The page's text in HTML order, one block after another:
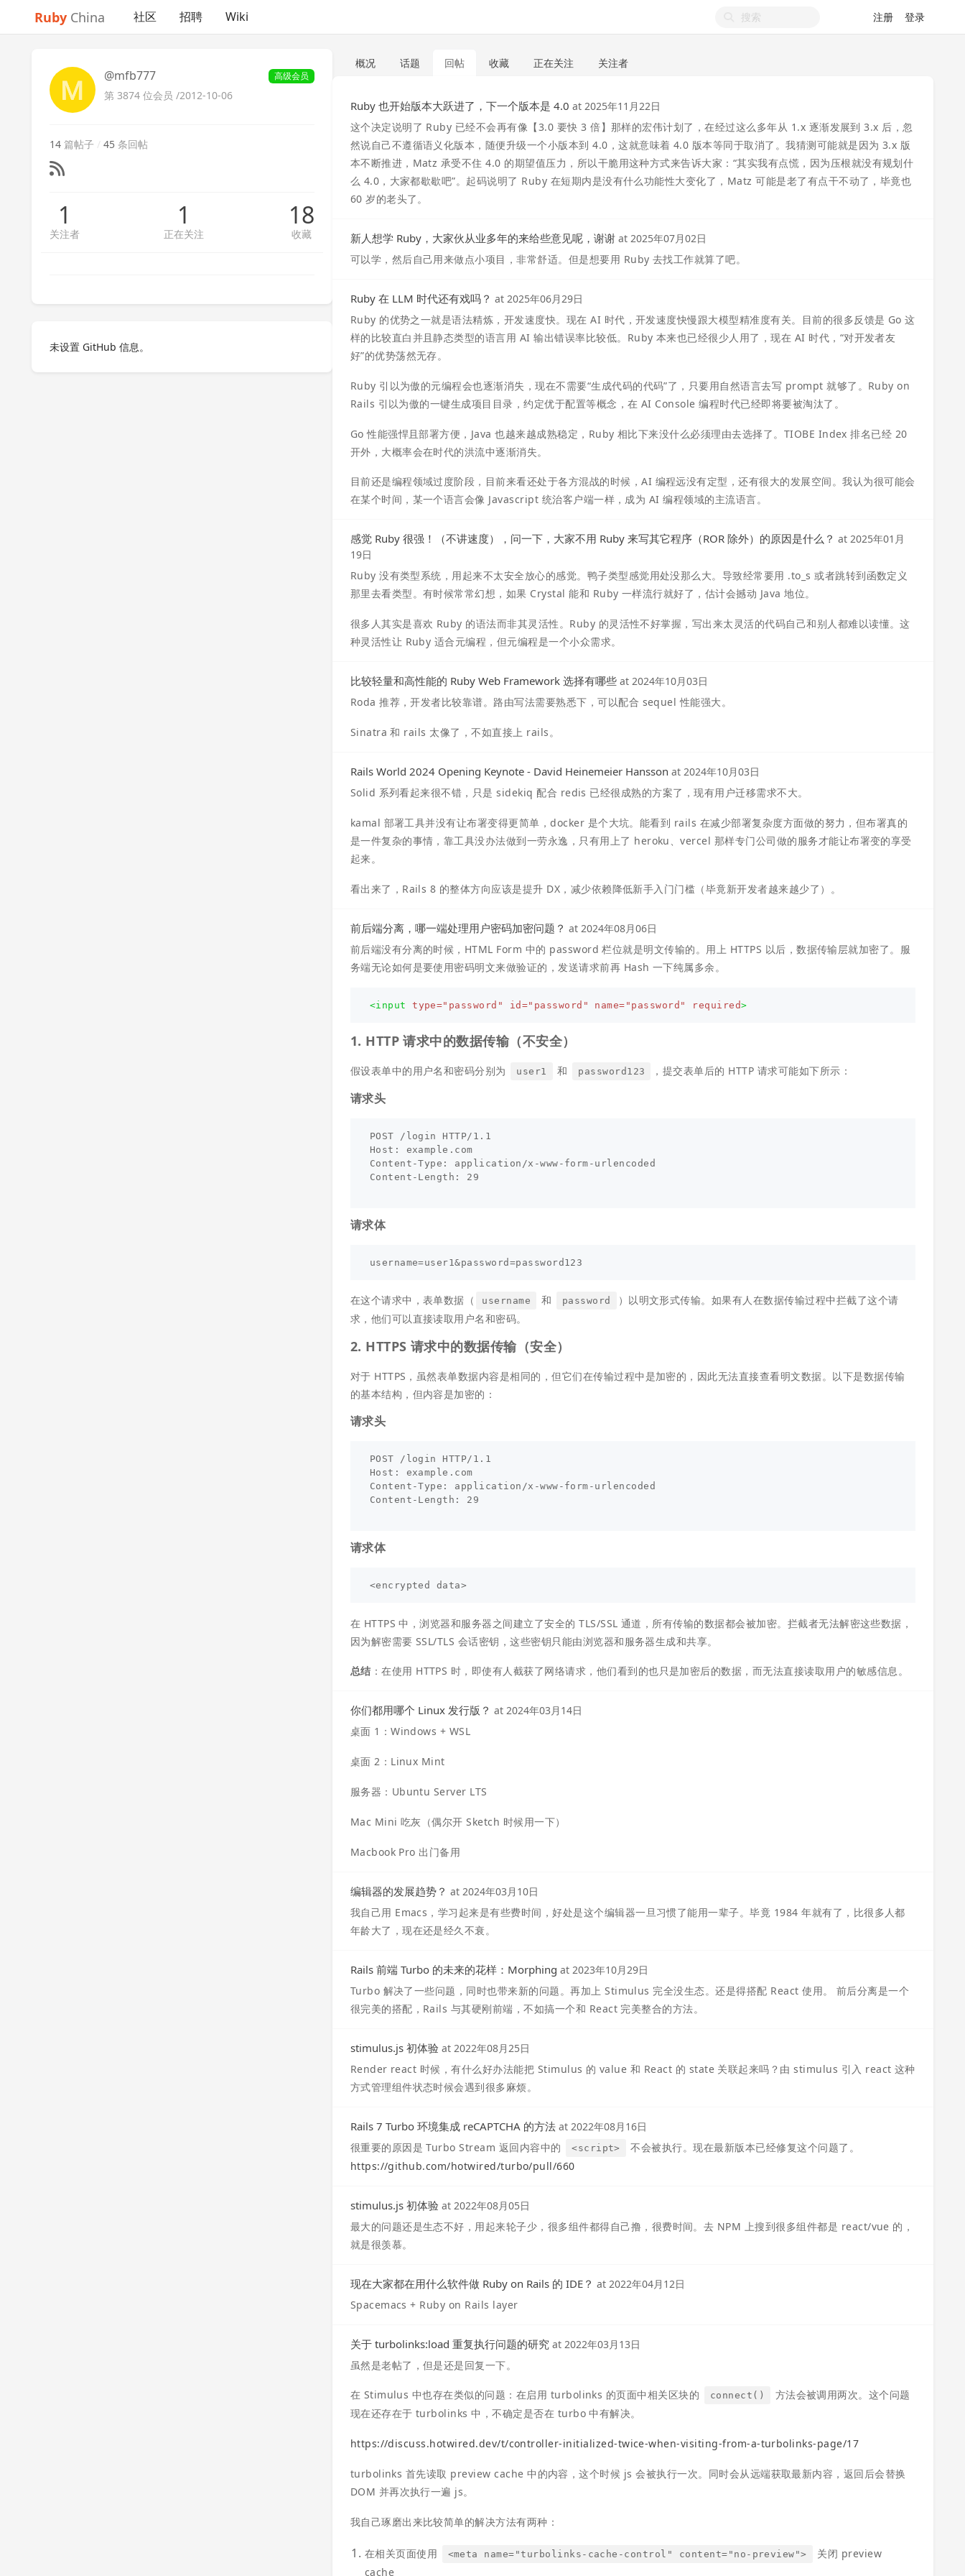
Ruby China 社区 招聘 Wiki 注册 登录
@mfb777 高级会员
第 3874 位会员 /2012-10-06
14 篇帖子 / 45 条回帖
1
关注者
1
正在关注
18
收藏
未设置 GitHub 信息。
概况 话题 回帖 收藏 正在关注 关注者
Ruby 也开始版本大跃进了，下一个版本是 4.0 at 2025年11月22日
这个决定说明了 Ruby 已经不会再有像【3.0 要快 3 倍】那样的宏伟计划了，在经过这么多年从 1.x 逐渐发展到 3.x 后，忽
然说自己不遵循语义化版本，随便升级一个小版本到 4.0，这就意味着 4.0 版本等同于取消了。我猜测可能就是因为 3.x 版
本不断推进，Matz 承受不住 4.0 的期望值压力，所以干脆用这种方式来告诉大家：“其实我有点慌，因为压根就没有规划什
么 4.0，大家都歇歇吧”。起码说明了 Ruby 在短期内是没有什么功能性大变化了，Matz 可能是老了有点干不动了，毕竟也
60 岁的老头了。
新人想学 Ruby，大家伙从业多年的来给些意见呢，谢谢 at 2025年07月02日
可以学，然后自己用来做点小项目，非常舒适。但是想要用 Ruby 去找工作就算了吧。
Ruby 在 LLM 时代还有戏吗？ at 2025年06月29日
Ruby 的优势之一就是语法精炼，开发速度快。现在 AI 时代，开发速度快慢跟大模型精准度有关。目前的很多反馈是 Go 这
样的比较直白并且静态类型的语言用 AI 输出错误率比较低。Ruby 本来也已经很少人用了，现在 AI 时代，“对开发者友
好”的优势荡然无存。
Ruby 引以为傲的元编程会也逐渐消失，现在不需要“生成代码的代码”了，只要用自然语言去写 prompt 就够了。Ruby on
Rails 引以为傲的一键生成项目目录，约定优于配置等概念，在 AI Console 编程时代已经即将要被淘汰了。
Go 性能强悍且部署方便，Java 也越来越成熟稳定，Ruby 相比下来没什么必须理由去选择了。TIOBE Index 排名已经 20
开外，大概率会在时代的洪流中逐渐消失。
目前还是编程领域过度阶段，目前来看还处于各方混战的时候，AI 编程远没有定型，还有很大的发展空间。我认为很可能会
在某个时间，某一个语言会像 Javascript 统治客户端一样，成为 AI 编程领域的主流语言。
感觉 Ruby 很强！（不讲速度），问一下，大家不用 Ruby 来写其它程序（ROR 除外）的原因是什么？ at 2025年01月
19日
Ruby 没有类型系统，用起来不太安全放心的感觉。鸭子类型感觉用处没那么大。导致经常要用 .to_s 或者跳转到函数定义
那里去看类型。有时候常常幻想，如果 Crystal 能和 Ruby 一样流行就好了，估计会撼动 Java 地位。
很多人其实是喜欢 Ruby 的语法而非其灵活性。Ruby 的灵活性不好掌握，写出来太灵活的代码自己和别人都难以读懂。这
种灵活性让 Ruby 适合元编程，但元编程是一个小众需求。
比较轻量和高性能的 Ruby Web Framework 选择有哪些 at 2024年10月03日
Roda 推荐，开发者比较靠谱。路由写法需要熟悉下，可以配合 sequel 性能强大。
Sinatra 和 rails 太像了，不如直接上 rails。
Rails World 2024 Opening Keynote - David Heinemeier Hansson at 2024年10月03日
Solid 系列看起来很不错，只是 sidekiq 配合 redis 已经很成熟的方案了，现有用户迁移需求不大。
kamal 部署工具并没有让布署变得更简单，docker 是个大坑。能看到 rails 在减少部署复杂度方面做的努力，但布署真的
是一件复杂的事情，靠工具没办法做到一劳永逸，只有用上了 heroku、vercel 那样专门公司做的服务才能让布署变的享受
起来。
看出来了，Rails 8 的整体方向应该是提升 DX，减少依赖降低新手入门门槛（毕竟新开发者越来越少了）。
前后端分离，哪一端处理用户密码加密问题？ at 2024年08月06日
前后端没有分离的时候，HTML Form 中的 password 栏位就是明文传输的。用上 HTTPS 以后，数据传输层就加密了。服
务端无论如何是要使用密码明文来做验证的，发送请求前再 Hash 一下纯属多余。
<input type="password" id="password" name= "password" required>
1. HTTP 请求中的数据传输（不安全）
假设表单中的用户名和密码分别为 user1 和 password123 ，提交表单后的 HTTP 请求可能如下所示：
请求头
POST /login HTTP/1.1
Host: example.com
Content-Type: application/x-www-form-urlencoded
Content-Length: 29
请求体
在这个请求中，表单数据（ username 和 password
）以明文形式传输。如果有人在数据传输过程中拦截了这个请
求，他们可以直接读取用户名和密码。
2. HTTPS 请求中的数据传输（安全）
对于 HTTPS，虽然表单数据内容是相同的，但它们在传输过程中是加密的，因此无法直接查看明文数据。以下是数据传输
的基本结构，但内容是加密的：
请求头
POST /login HTTP/1.1
Host: example.com
Content-Type: application/x-www-form-urlencoded
Content-Length: 29
请求体
在 HTTPS 中，浏览器和服务器之间建立了安全的 TLS/SSL 通道，所有传输的数据都会被加密。拦截者无法解密这些数据，
因为解密需要 SSL/TLS 会话密钥，这些密钥只能由浏览器和服务器生成和共享。
总结 ：在使用 HTTPS 时，即使有人截获了网络请求，他们看到的也只是加密后的数据，而无法直接读取用户的敏感信息。
你们都用哪个 Linux 发行版？ at 2024年03月14日
桌面 1：Windows + WSL
桌面 2：Linux Mint
服务器：Ubuntu Server LTS
Mac Mini 吃灰（偶尔开 Sketch 时候用一下）
Macbook Pro 出门备用
编辑器的发展趋势？ at 2024年03月10日
我自己用 Emacs，学习起来是有些费时间，好处是这个编辑器一旦习惯了能用一辈子。毕竟 1984 年就有了，比很多人都
年龄大了，现在还是经久不衰。
Rails 前端 Turbo 的未来的花样：Morphing at 2023年10月29日
Turbo 解决了一些问题，同时也带来新的问题。再加上 Stimulus 完全没生态。还是得搭配 React 使用。 前后分离是一个
很完美的搭配，Rails 与其硬刚前端，不如搞一个和 React 完美整合的方法。
stimulus.js 初体验 at 2022年08月25日
Render react 时候，有什么好办法能把 Stimulus 的 value 和 React 的 state 关联起来吗？由 stimulus 引入 react 这种
方式管理组件状态时候会遇到很多麻烦。
Rails 7 Turbo 环境集成 reCAPTCHA 的方法 at 2022年08月16日
很重要的原因是 Turbo Stream 返回内容中的
<script>
不会被执行。现在最新版本已经修复这个问题了。
https://github.com/hotwired/turbo/pull/660
stimulus.js 初体验 at 2022年08月05日
最大的问题还是生态不好，用起来轮子少，很多组件都得自己撸，很费时间。去 NPM 上搜到很多组件都是 react/vue 的，
就是很羡慕。
现在大家都在用什么软件做 Ruby on Rails 的 IDE？ at 2022年04月12日
Spacemacs + Ruby on Rails layer
关于 turbolinks:load 重复执行问题的研究 at 2022年03月13日
虽然是老帖了，但是还是回复一下。
在 Stimulus 中也存在类似的问题：在启用 turbolinks 的页面中相关区块的 connect()
方法会被调用两次。这个问题
现在还存在于 turbolinks 中，不确定是否在 turbo 中有解决。
https://discuss.hotwired.dev/t/controller-initialized-twice-when-visiting-from-a-turbolinks-page/17
turbolinks 首先读取 preview cache 中的内容，这个时候 js 会被执行一次。同时会从远端获取最新内容，返回后会替换
DOM 并再次执行一遍 js。
我自己琢磨出来比较简单的解决方法有两种：
在相关页面使用 <meta name="turbolinks-cache-control" content="no-preview">
关闭 preview
cache